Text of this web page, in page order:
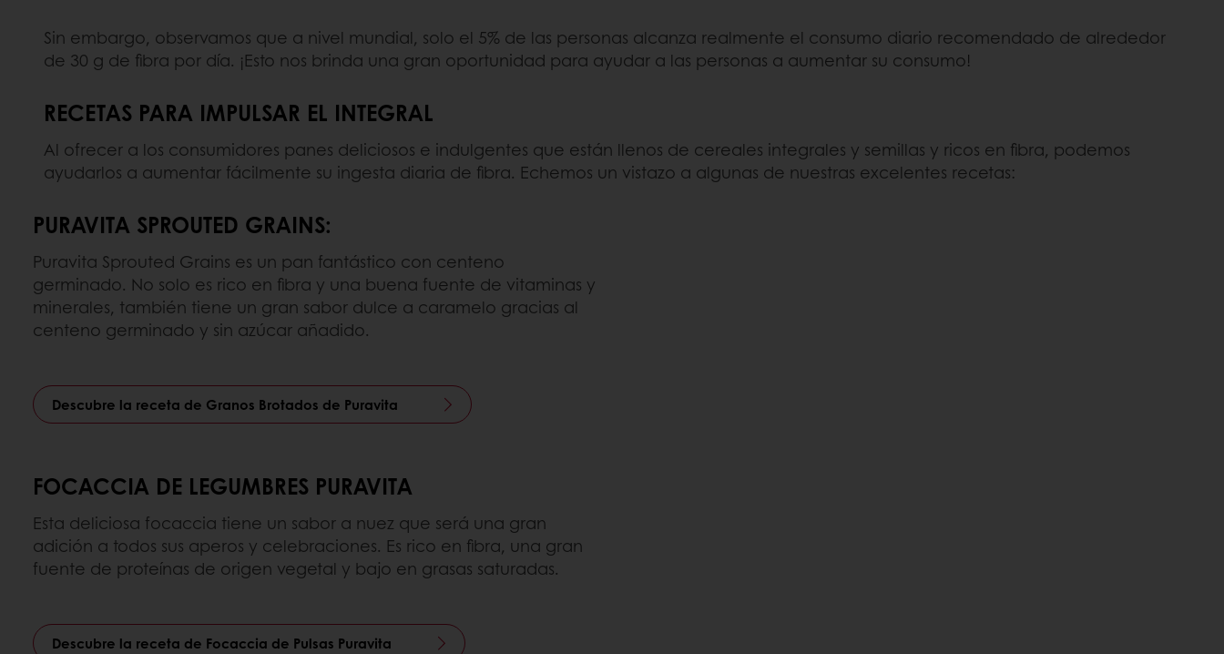
Sin embargo, observamos que a nivel mundial, solo el 5% de las personas alcanza realmente el consumo diario recomendado de alrededor
de 30 g de fibra por día. ¡Esto nos brinda una gran oportunidad para ayudar a las personas a aumentar su consumo!
RECETAS PARA IMPULSAR EL INTEGRAL
Al ofrecer a los consumidores panes deliciosos e indulgentes que están llenos de cereales integrales y semillas y ricos en fibra, podemos
ayudarlos a aumentar fácilmente su ingesta diaria de fibra. Echemos un vistazo a algunas de nuestras excelentes recetas:
PURAVITA SPROUTED GRAINS:
Puravita Sprouted Grains es un pan fantástico con centeno
germinado. No solo es rico en fibra y una buena fuente de vitaminas y
minerales, también tiene un gran sabor dulce a caramelo gracias al
centeno germinado y sin azúcar añadido.
Descubre la receta de Granos Brotados de Puravita
FOCACCIA DE LEGUMBRES PURAVITA
Esta deliciosa focaccia tiene un sabor a nuez que será una gran
adición a todos sus aperos y celebraciones. Es rico en fibra, una gran
fuente de proteínas de origen vegetal y bajo en grasas saturadas.
Descubre la receta de Focaccia de Pulsas Puravita